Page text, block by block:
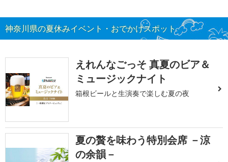
神奈川県の夏休みイベント・おでかけスポット
えれんなごっそ 真夏のビア＆
ミュージックナイト
箱根ビールと生演奏で楽しむ夏の夜
夏の贅を味わう特別会席 －涼
の余韻－